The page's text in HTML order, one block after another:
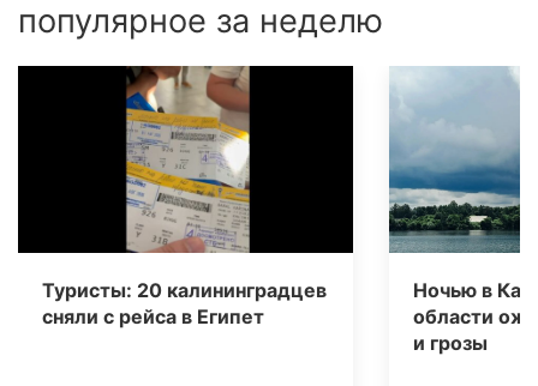
популярное за неделю
Туристы: 20 калининградцев
сняли с рейса в Египет
Ночью в
области
и грозы